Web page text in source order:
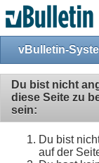
vBulletin-
Du bist nicht
diese Seite zu
sein:
Du bist
auf der